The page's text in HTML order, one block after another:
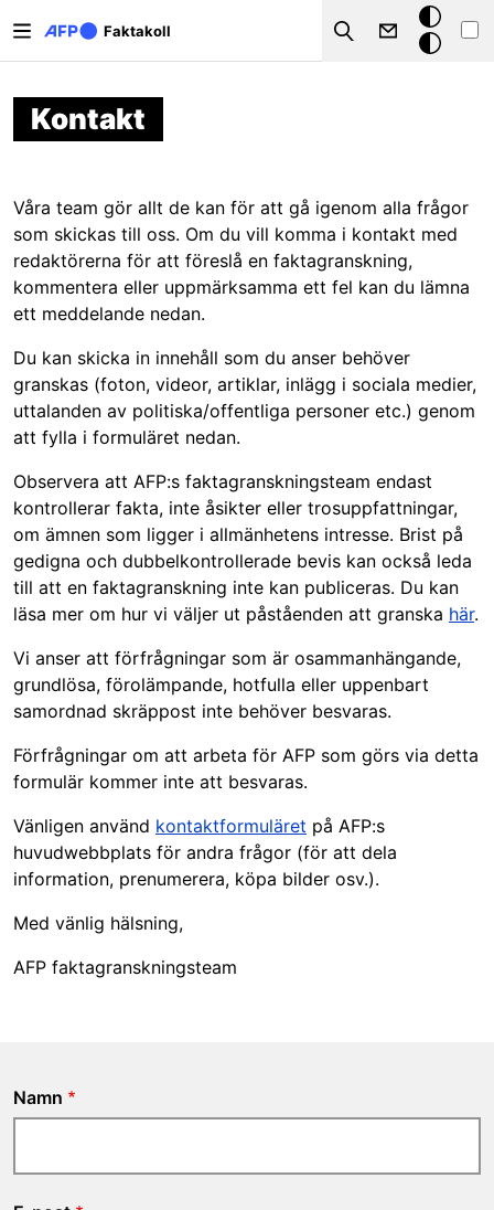
Faktakoll
Search
Mörkt
läge
Kontakt
Våra team gör allt de kan för att gå igenom alla frågor
som skickas till oss. Om du vill komma i kontakt med
redaktörerna för att föreslå en faktagranskning,
kommentera eller uppmärksamma ett fel kan du lämna
ett meddelande nedan.
Du kan skicka in innehåll som du anser behöver
granskas (foton, videor, artiklar, inlägg i sociala medier,
uttalanden av politiska/offentliga personer etc.) genom
att fylla i formuläret nedan.
Observera att AFP:s faktagranskningsteam endast
kontrollerar fakta, inte åsikter eller trosuppfattningar,
om ämnen som ligger i allmänhetens intresse. Brist på
gedigna och dubbelkontrollerade bevis kan också leda
till att en faktagranskning inte kan publiceras. Du kan
läsa mer om hur vi väljer ut påståenden att granska här.
Vi anser att förfrågningar som är osammanhängande,
grundlösa, förolämpande, hotfulla eller uppenbart
samordnad skräppost inte behöver besvaras.
Förfrågningar om att arbeta för AFP som görs via detta
formulär kommer inte att besvaras.
Vänligen använd kontaktformuläret på AFP:s
huvudwebbplats för andra frågor (för att dela
information, prenumerera, köpa bilder osv.).
Med vänlig hälsning,
AFP faktagranskningsteam
Namn